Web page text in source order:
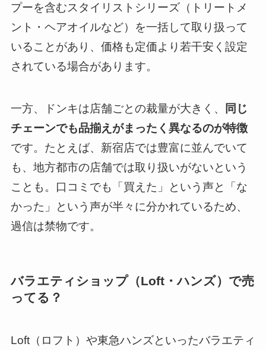
プーを含むスタイリストシリーズ（トリートメ
ント・ヘアオイルなど）を一括して取り扱って
いることがあり、価格も定価より若干安く設定
されている場合があります。
一方、ドンキは店舗ごとの裁量が大きく、
同じ
チェーンでも品揃えがまったく異なるのが特徴
です。たとえば、新宿店では豊富に並んでいて
も、地方都市の店舗では取り扱いがないという
ことも。口コミでも「買えた」という声と「な
かった」という声が半々に分かれているため、
過信は禁物です。
バラエティショップ（Loft・ハンズ）で売
ってる？
Loft（ロフト）や東急ハンズといったバラエティ